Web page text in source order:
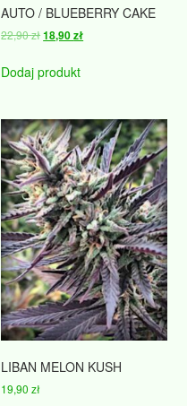
AUTO / BLUEBERRY CAKE
22,90złPierwotna
wynosiła:
18,90złAktualna
Dodaj produkt
LIBAN MELON KUSH
19,90zł